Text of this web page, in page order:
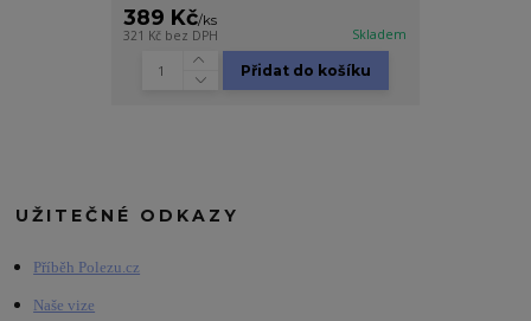
389 Kč/ks
321 Kč bez DPH Skladem
Přidat do košíku
UŽITEČNÉ ODKAZY
Příběh Polezu.cz
Naše vize